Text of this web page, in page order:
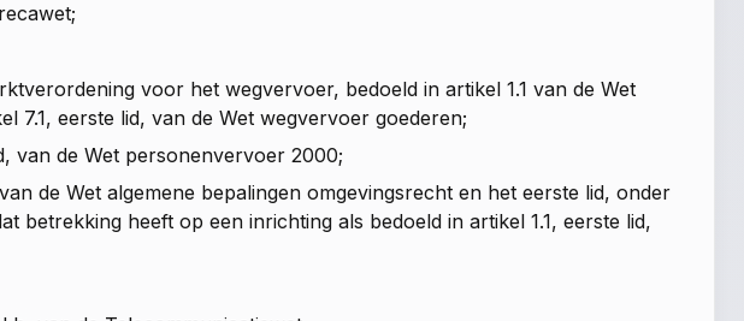
;
voor het wegvervoer, bedoeld inartikel 1.1 van de Wet
7.1, eerste lid, van de Wet wegvervoer goederen;
van de Wet personenvervoer 2000;
de Wet algemene bepalingen omgevingsrecht en het eerste lid, onder
betrekking heeft op een inrichting als bedoeld in artikel 1.1, eerste lid,